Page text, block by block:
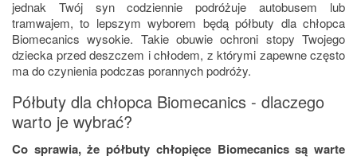
jednak Twój syn codziennie podróżuje autobusem lub
tramwajem, to lepszym wyborem będą półbuty dla chłopca
Biomecanics wysokie. Takie obuwie ochroni stopy Twojego
dziecka przed deszczem i chłodem, z którymi zapewne często
ma do czynienia podczas porannych podróży.
Półbuty dla chłopca Biomecanics - dlaczego
warto je wybrać?
Co sprawia, że półbuty chłopięce Biomecanics są warte